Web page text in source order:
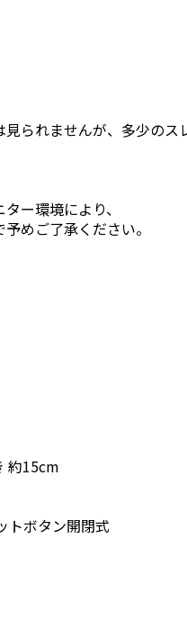
られませんが、多少のス
ー環境により、
めご了承ください。
約15cm
トボタン開閉式